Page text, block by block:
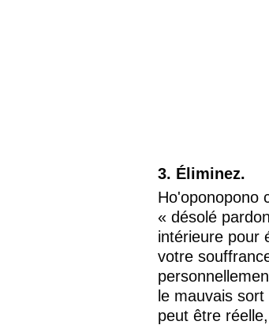
3. Éliminez.
Ho'oponopono
« désolé
intérieure pour
votre
le mauvais sort
peut être